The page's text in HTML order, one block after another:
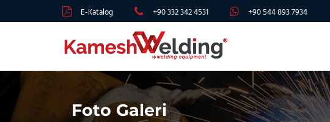
E-Katalog +90 332 342 4531 +90 544 893 7934
Foto Galeri